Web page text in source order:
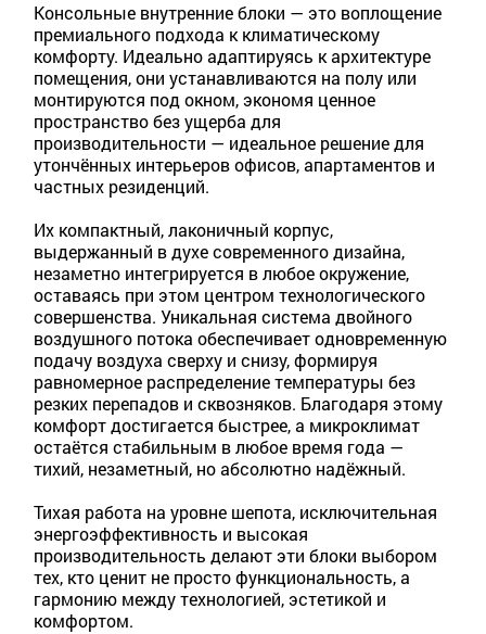
Консольные внутренние блоки — это воплощение
премиального подхода к климатическому
комфорту. Идеально адаптируясь к архитектуре
помещения, они устанавливаются на полу или
монтируются под окном, экономя ценное
пространство без ущерба для
производительности — идеальное решение для
утончённых интерьеров офисов, апартаментов и
частных резиденций.
Их компактный, лаконичный корпус,
выдержанный в духе современного дизайна,
незаметно интегрируется в любое окружение,
оставаясь при этом центром технологического
совершенства. Уникальная система двойного
воздушного потока обеспечивает одновременную
подачу воздуха сверху и снизу, формируя
равномерное распределение температуры без
резких перепадов и сквозняков. Благодаря этому
комфорт достигается быстрее, а микроклимат
остаётся стабильным в любое время года —
тихий, незаметный, но абсолютно надёжный.
Тихая работа на уровне шепота, исключительная
энергоэффективность и высокая
производительность делают эти блоки выбором
тех, кто ценит не просто функциональность, а
гармонию между технологией, эстетикой и
комфортом.